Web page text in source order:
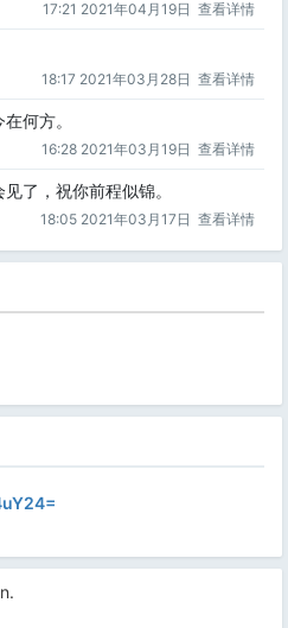
17:21 2021年04月19日 查看详情
18:17 2021年03月28日 查看详情
何方。
16:28 2021年03月19日 查看详情
了，祝你前程似锦。
18:05 2021年03月17日 查看详情